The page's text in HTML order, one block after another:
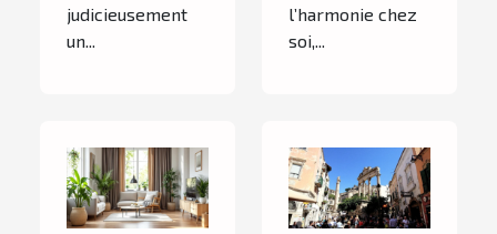
judicieusement
un...
l’harmonie chez
soi,...